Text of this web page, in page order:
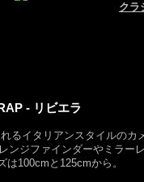
クラ
- リビエラ
イタリアンスタイルのカ
ジファインダーやミラー
100cmと125cmから。